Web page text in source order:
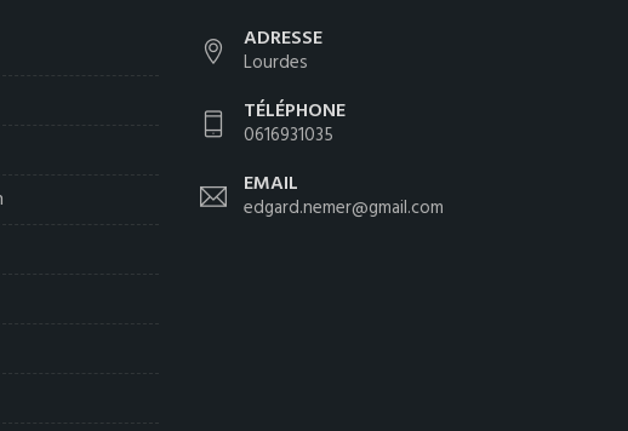
ADRESSE
Lourdes
TÉLÉPHONE
0616931035
EMAIL
edgard.nemer@gmail.com